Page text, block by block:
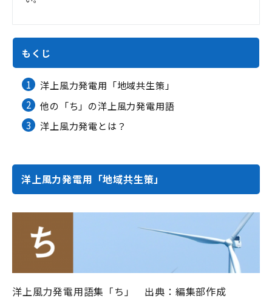
もくじ
1
洋上風力発電用「地域共生策」
2
他の「ち」の洋上風力発電用語
3
洋上風力発電とは？
洋上風力発電用「地域共生策」
洋上風力発電用語集「ち」 出典：編集部作成